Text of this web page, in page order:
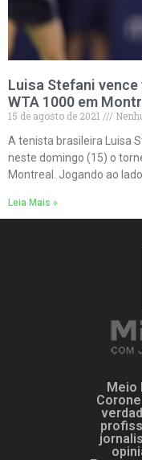
Luisa Stefani
WTA 1000 em
15 de agosto de 2021
A tenista brasileira Luisa
neste domingo (15) o
Montreal. Jogando ao
Leia Mais »
Meio